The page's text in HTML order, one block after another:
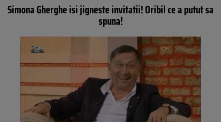
Simona Gherghe isi jigneste invitatii! Oribil ce a putut sa
spuna!